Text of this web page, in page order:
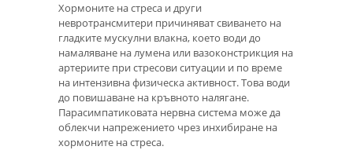
Хормоните на стреса и други
невротрансмитери причиняват свиването на
гладките мускулни влакна, което води до
намаляване на лумена или вазоконстрикция на
артериите при стресови ситуации и по време
на интензивна физическа активност. Това води
до повишаване на кръвното налягане.
Парасимпатиковата нервна система може да
облекчи напрежението чрез инхибиране на
хормоните на стреса.